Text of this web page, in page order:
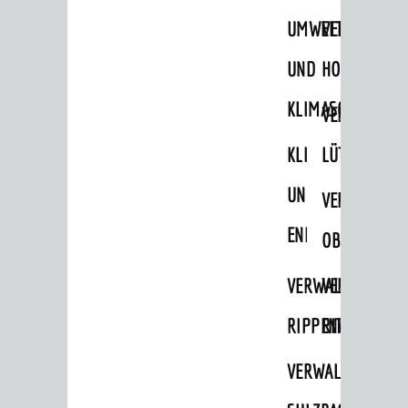
UMWELT-
UND
KLIMASCHUTZ
KLIMASCHUTZ
UND
RIPPENWEIER